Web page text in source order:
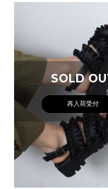
SOLD
再入荷受付